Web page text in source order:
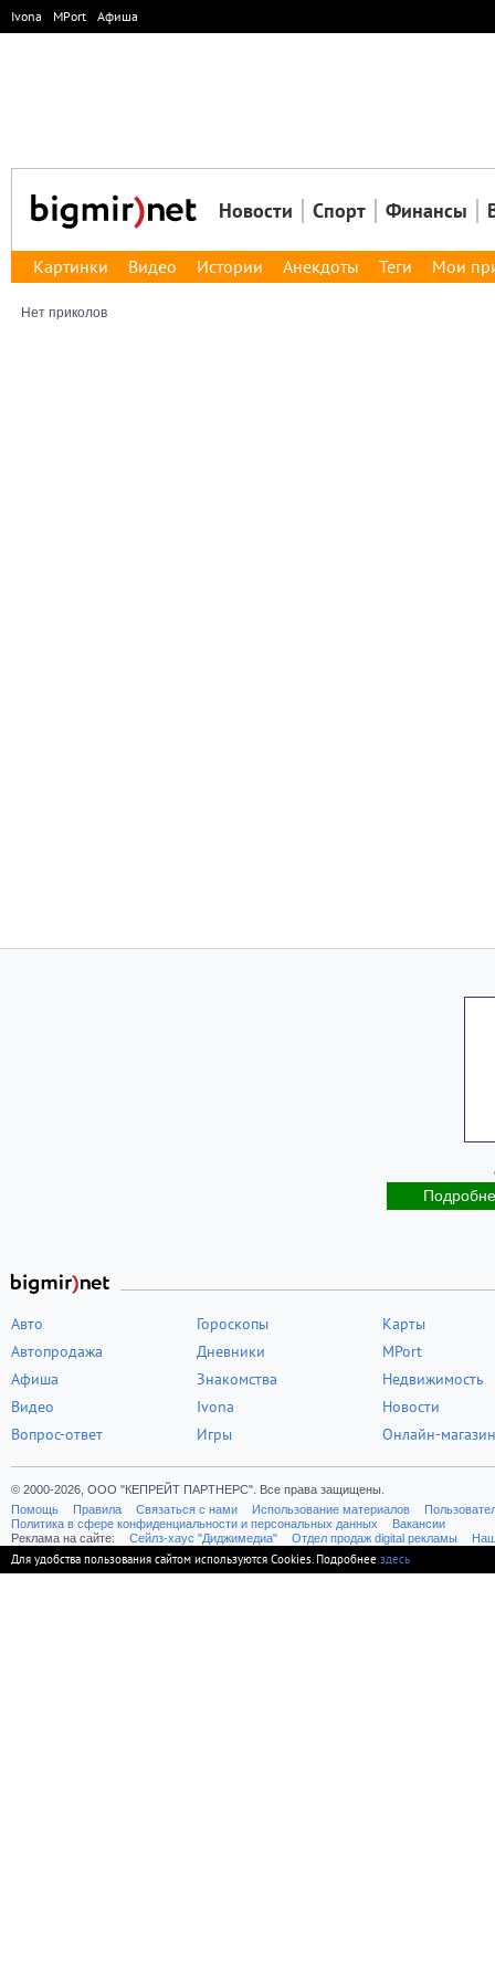
Ivona MPort Афиша
Новости Спорт Финансы
Картинки Видео Истории Анекдоты Теги Мои
Нет приколов
Авто
Автопродажа
Афиша
Видео
Вопрос-ответ
Гороскопы
Дневники
Знакомства
Ivona
Игры
Карты
MPort
Недвижимость
Новости
Онлайн-магазин
© 2000-2026, ООО "КЕПРЕЙТ ПАРТНЕРС". Все права защищены.
Помощь
Правила Связаться с нами Использование материалов
Политика в сфере конфиденциальности и персональных данных
Вакансии
Реклама на сайте:
Cейлз-хаус "Диджимедиа" Отдел продаж digital рекламы
Для удобства пользования сайтом используются Cookies. Подробнее здесь